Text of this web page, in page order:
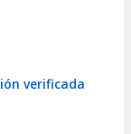
verificada